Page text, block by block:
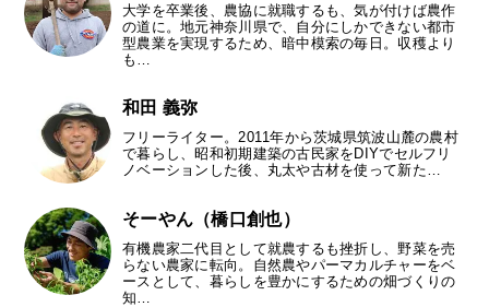
大学を卒業後、農協に就職するも、気が付けば農作
の道に。地元神奈川県で、自分にしかできない都市
型農業を実現するため、暗中模索の毎日。収穫より
も…
和田 義弥
フリーライター。2011年から茨城県筑波山麓の農村
で暮らし、昭和初期建築の古民家をDIYでセルフリ
ノベーションした後、丸太や古材を使って新た…
そーやん（橋口創也）
有機農家二代目として就農するも挫折し、野菜を売
らない農家に転向。自然農やパーマカルチャーをベ
ースとして、暮らしを豊かにするための畑づくりの
知…